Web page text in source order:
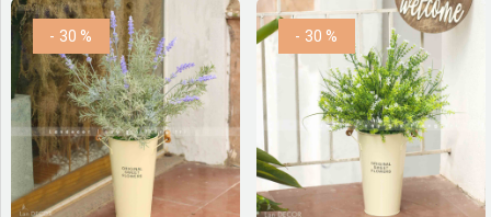
- 30 % - 30 %